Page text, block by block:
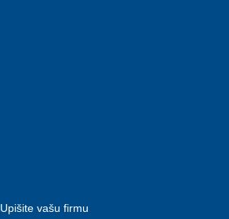
Upišite vašu firmu